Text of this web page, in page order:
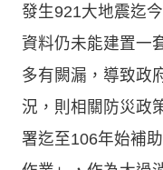
發生921大地震迄
資料仍未能建置一
多有闕漏，導致政
況，則相關防災政
署迄至106年始補